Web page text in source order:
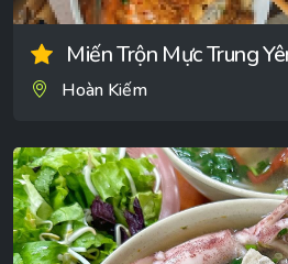
Miến Trộn Mực Trung
Hoàn Kiếm